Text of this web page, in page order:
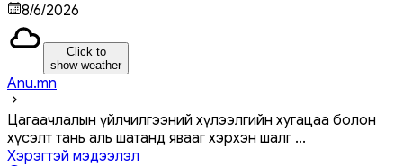
8/6/2026
Click to
show weather
Anu.mn
Цагаачлалын үйлчилгээний хүлээлгийн хугацаа болон
хүсэлт тань аль шатанд явааг хэрхэн шалг ...
Хэрэгтэй мэдээлэл